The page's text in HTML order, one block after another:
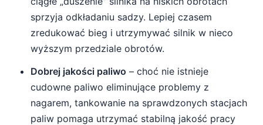
sprzyja odkładaniu sadzy. Lepiej czasem
zredukować bieg i utrzymywać silnik w nieco
wyższym przedziale obrotów.
Dobrej jakości paliwo – choć nie istnieje
cudowne paliwo eliminujące problemy z
nagarem, tankowanie na sprawdzonych stacjach
paliw pomaga utrzymać stabilną jakość pracy